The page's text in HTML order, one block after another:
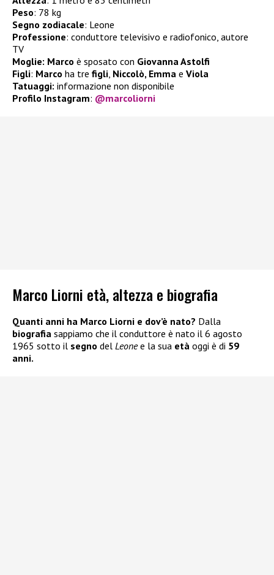
Peso: 78 kg
Segno zodiacale: Leone
Professione: conduttore televisivo e radiofonico, autore
TV
Moglie: Marco è sposato con Giovanna Astolfi
Figli: Marco ha tre figli Niccolò, Emma e Viola
Tatuaggi: informazione non disponibile
Profilo Instagram: @marcoliorni
Marco Liorni età, altezza e biografia
Quanti anni ha Marco Liorni e dov’è nato? Dalla
biografia sappiamo che il conduttore è nato il 6 agosto
1965 sotto il segno del Leonee la sua età oggi è di 59
anni.